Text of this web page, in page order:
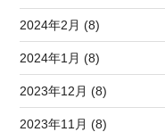
2024年2月 (8)
2024年1月 (8)
2023年12月 (8)
2023年11月 (8)